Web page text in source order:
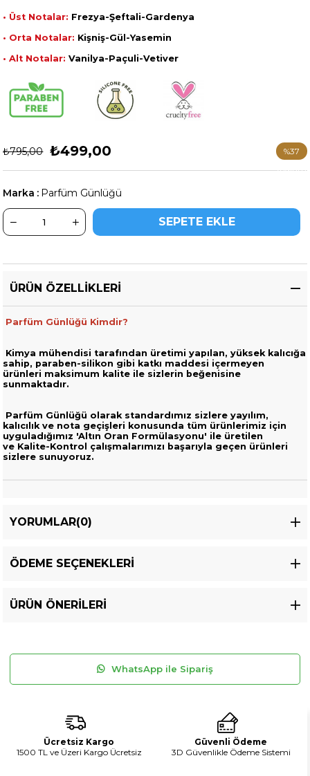
• Üst Notalar: Frezya-Şeftali-Gardenya
• Orta Notalar: Kişniş-Gül-Yasemin
• Alt Notalar: Vanilya-Paçuli-Vetiver
₺795,00 ₺499,00 %37
İndirim
Marka : Parfüm Günlüğü
ÜRÜN ÖZELLIKLERI
Parfüm Günlüğü Kimdir?
Kimya mühendisi tarafından üretimi yapılan, yüksek kalıcığa
sahip, paraben-silikon gibi katkı maddesi içermeyen
ürünleri maksimum kalite ile sizlerin beğenisine
sunmaktadır.
Parfüm Günlüğü olarak standardımız sizlere yayılım,
kalıcılık ve nota geçişleri konusunda tüm ürünlerimiz için
uyguladığımız 'Altın Oran Formülasyonu' ile üretilen
ve Kalite-Kontrol çalışmalarımızı başarıyla geçen ürünleri
sizlere sunuyoruz.
YORUMLAR(0)
ÖDEME SEÇENEKLERI
ÜRÜN ÖNERILERI
WhatsApp ile Sipariş
Ücretsiz Kargo
1500 TL ve Üzeri Kargo Ücretsiz
Güvenli Ödeme
3D Güvenlikle Ödeme Sistemi